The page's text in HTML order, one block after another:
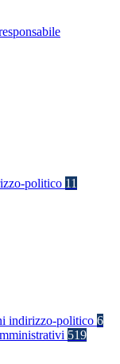
politico 11
indirizzo-politico 6
519